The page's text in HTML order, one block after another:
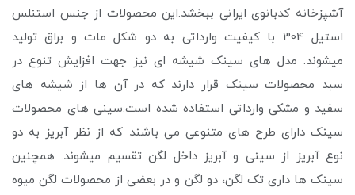
آشپزخانه کدبانوی ایرانی ببخشد.این محصولات از جنس استنلس
استیل 304 با کیفیت وارداتی به دو شکل مات و براق تولید
میشوند. مدل های سینک شیشه ای نیز جهت افزایش تنوع در
سبد محصولات سینک قرار دارند که در آن ها از شیشه های
سفید و مشکی وارداتی استفاده شده است.سینی های محصولات
سینک دارای طرح های متنوعی می باشند که از نظر آبریز به دو
نوع آبریز از سینی و آبریز داخل لگن تقسیم میشوند. همچنین
سینک ها داری تک لگن، دو لگن و در بعضی از محصولات لگن میوه